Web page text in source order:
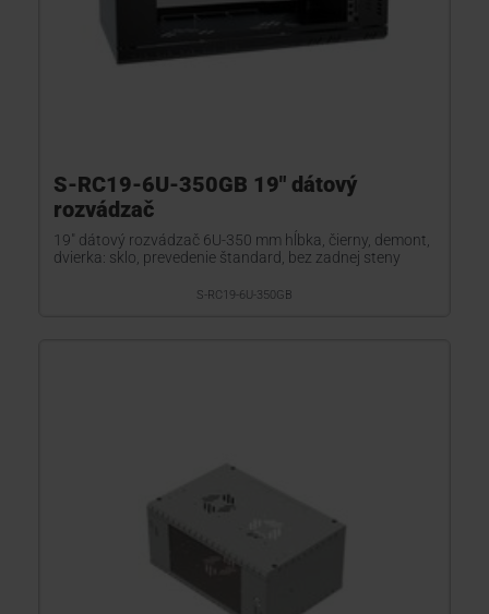
S-RC19-6U-350GB 19" dátový
rozvádzač
19" dátový rozvádzač 6U-350 mm hĺbka, čierny, demont,
dvierka: sklo, prevedenie štandard, bez zadnej steny
S-RC19-6U-350GB